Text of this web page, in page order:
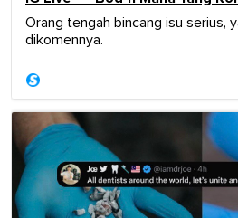
Orang tengah bincang isu serius,
dikomennya.